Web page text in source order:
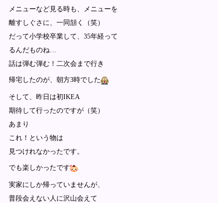
メニューなど見る時も、メニューを
離すしぐさに、一同頷く（笑）
だって小学校卒業して、35年経って
るんだものね…
話は弾む弾む！二次会まで行き
帰宅したのが、朝方3時でした
そして、昨日は初IKEA
期待して行ったのですが（笑）
あまり
これ！という物は
見つけれなかったです。
でも楽しかったです
実家にしか帰っていませんが、
普段会えない人に沢山会えて